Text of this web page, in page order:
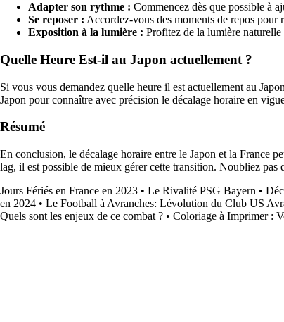
Adapter son rythme : Commencez dès que possible à
Se reposer : Accordez-vous des moments de repos pour
Exposition à la lumière : Profitez de la lumière
Quelle Heure Est-il au Japon actuellement ?
Si vous vous demandez quelle heure il est actuellement au
Japon pour connaître avec précision le décalage horaire en
Résumé
En conclusion, le décalage horaire entre le Japon et la France
lag, il est possible de mieux gérer cette transition. Noubliez
Jours Fériés en France en 2023 • Le Rivalité PSG Bayern •
en 2024 • Le Football à Avranches: Lévolution du Club US
Quels sont les enjeux de ce combat ? • Coloriage à Imprimer :